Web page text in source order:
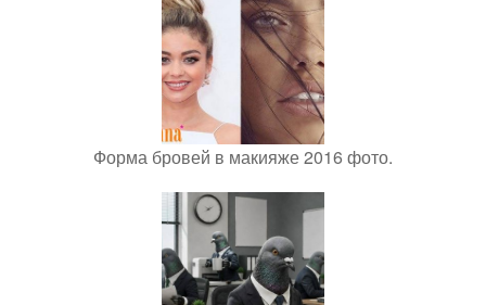
Форма бровей в макияже 2016 фото.